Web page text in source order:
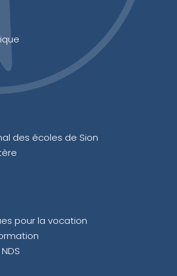
des écoles de Sion
pour la vocation